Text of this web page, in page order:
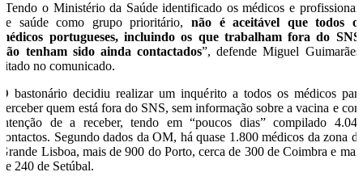
“Tendo o Ministério da Saúde identificado os médicos e profissionais
de saúde como grupo prioritário, não é aceitável que todos os
médicos portugueses, incluindo os que trabalham fora do SNS,
não tenham sido ainda contactados”, defende Miguel Guimarães,
citado no comunicado.
O bastonário decidiu realizar um inquérito a todos os médicos para
perceber quem está fora do SNS, sem informação sobre a vacina e com
intenção de a receber, tendo em “poucos dias” compilado 4.043
contactos. Segundo dados da OM, há quase 1.800 médicos da zona da
Grande Lisboa, mais de 900 do Porto, cerca de 300 de Coimbra e mais
de 240 de Setúbal.